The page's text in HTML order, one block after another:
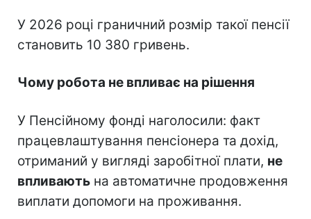
У 2026 році граничний розмір такої пенсії
становить 10 380 гривень.
Чому робота не впливає на рішення
У Пенсійному фонді наголосили: факт
працевлаштування пенсіонера та дохід,
отриманий у вигляді заробітної плати, не
впливають на автоматичне продовження
виплати допомоги на проживання.